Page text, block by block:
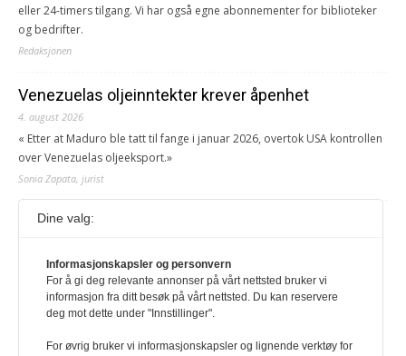
eller 24-timers tilgang. Vi har også egne abonnementer for biblioteker
og bedrifter.
Redaksjonen
Venezuelas oljeinntekter krever åpenhet
4. august 2026
« Etter at Maduro ble tatt til fange i januar 2026, overtok USA kontrollen
over Venezuelas oljeeksport.»
Sonia Zapata, jurist
117,8 millioner er på flukt, en nedgang fra forrige
1. august 2026
Ville ha tilsvart verdens trettende største land i folketall. For å lese
denne må du ha abonnement Logg inn her Ny abonnent? Velg
også egne abonnementer for biblioteker og bedrifter.
Dine valg:
Informasjonskapsler og personvern
For å gi deg relevante annonser på vårt nettsted bruker vi
informasjon fra ditt besøk på vårt nettsted. Du kan reservere
deg mot dette under "Innstillinger".
For øvrig bruker vi informasjonskapsler og lignende verktøy for